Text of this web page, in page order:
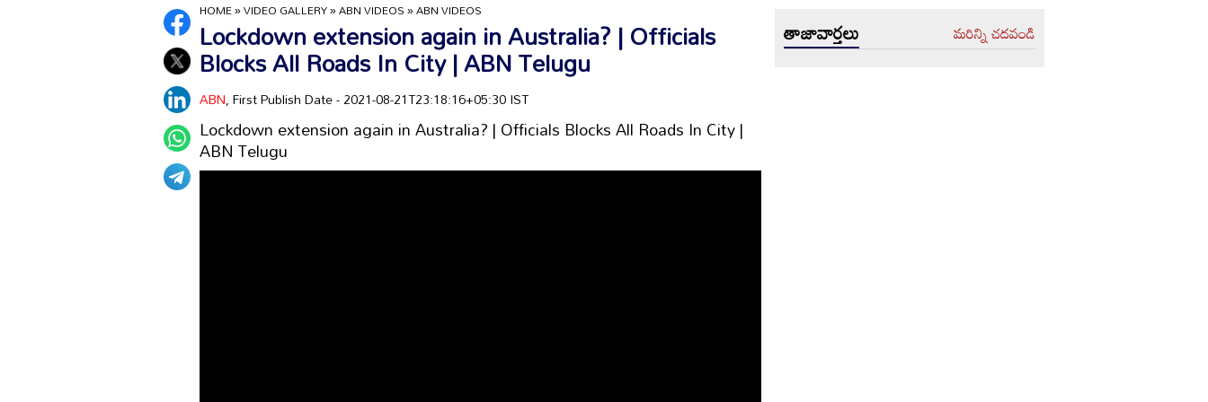
HOME»VIDEO GALLERY»ABN VIDEOS»ABN VIDEOS
Lockdown extension again in Australia? | Officials
Blocks All Roads In City | ABN Telugu
ABN, First Publish Date - 2021-08-21T23:18:16+05:30 IST
Lockdown extension again in Australia? | Officials Blocks All Roads In City |
ABN Telugu
తాజావార్తలు మరిన్ని చదవండి